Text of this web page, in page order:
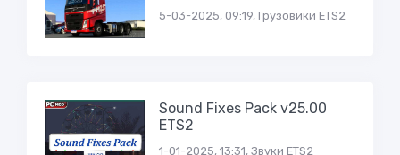
5-03-2025, 09:19, Грузовики ETS2
Sound Fixes Pack v25.00
ETS2
1-01-2025, 13:31, Звуки ETS2